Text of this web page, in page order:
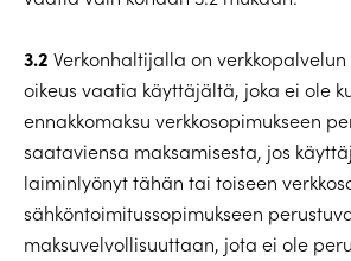
3.2 Verkonhaltijalla on
oikeus vaatia käyttäjältä, joka ei ole
ennakkomaksu verkkosopimukseen
saataviensa maksamisesta, jos
laiminlyönyt tähän tai toiseen
sähköntoimitussopimukseen
maksuvelvollisuuttaan, jota ei ole